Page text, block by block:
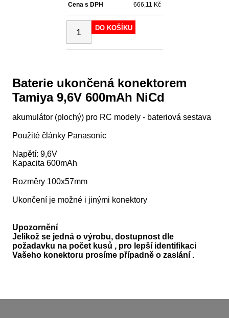
Cena s DPH
666,11 Kč
DO KOŠÍKU
Baterie ukončená konektorem
Tamiya 9,6V 600mAh NiCd
akumulátor (plochý) pro RC modely - bateriová sestava
Použité články Panasonic
Napětí: 9,6V
Kapacita 600mAh
Rozměry 100x57mm
Ukončení je možné i jinými konektory
Upozornění
Jelikož se jedná o výrobu, dostupnost dle
požadavku na počet kusů , pro lepší identifikaci
Vašeho konektoru prosíme případně o zaslání .